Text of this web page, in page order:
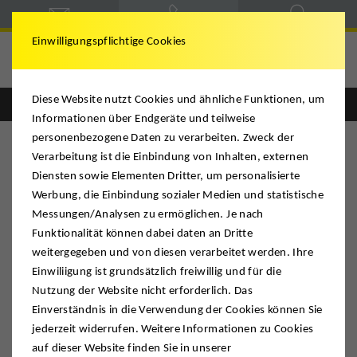
Englisch Deutsch
Einwilligungspflichtige Cookies
Diese Website nutzt Cookies und ähnliche Funktionen, um
Informationen über Endgeräte und teilweise
personenbezogene Daten zu verarbeiten. Zweck der
Verarbeitung ist die Einbindung von Inhalten, externen
Diensten sowie Elementen Dritter, um personalisierte
Werbung, die Einbindung sozialer Medien und statistische
Messungen/Analysen zu ermöglichen. Je nach
Funktionalität können dabei daten an Dritte
weitergegeben und von diesen verarbeitet werden. Ihre
Einwiliigung ist grundsätzlich freiwillig und für die
Nutzung der Website nicht erforderlich. Das
Einverständnis in die Verwendung der Cookies können Sie
jederzeit widerrufen. Weitere Informationen zu Cookies
auf dieser Website finden Sie in unserer